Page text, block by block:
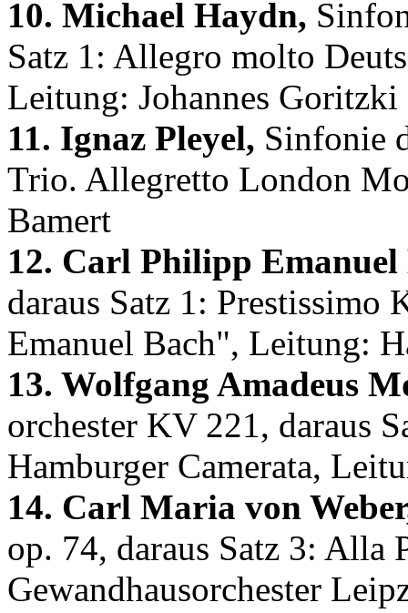
10. Michael Haydn,
Satz 1: Allegro molto
Leitung: Johannes Goritzki
11. Ignaz Pleyel, Sinfonie
Trio. Allegretto London
Bamert
12. Carl Philipp Emanuel
daraus Satz 1: Prestissimo
Emanuel Bach", Leitung:
13. Wolfgang Amadeus
orchester KV 221, daraus
Hamburger Camerata,
14. Carl Maria von
op. 74, daraus Satz 3: Alla
Gewandhausorchester